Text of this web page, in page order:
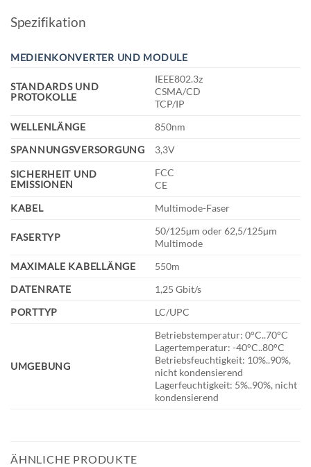
Spezifikation
MEDIENKONVERTER UND MODULE
STANDARDS UND
PROTOKOLLE
IEEE802.3z
CSMA/CD
TCP/IP
WELLENLÄNGE
850nm
SPANNUNGSVERSORGUNG
3,3V
SICHERHEIT UND
EMISSIONEN
FCC
CE
KABEL
Multimode-Faser
FASERTYP
50/125µm oder 62,5/125µm
Multimode
MAXIMALE KABELLÄNGE
550m
DATENRATE
1,25 Gbit/s
PORTTYP
LC/UPC
UMGEBUNG
Betriebstemperatur: 0°C..70°C
Lagertemperatur: -40°C..80°C
Betriebsfeuchtigkeit: 10%..90%,
nicht kondensierend
Lagerfeuchtigkeit: 5%..90%, nicht
kondensierend
ÄHNLICHE PRODUKTE